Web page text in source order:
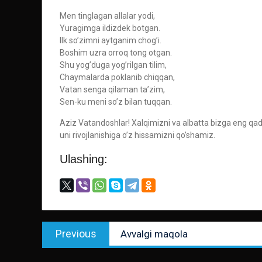
Men tinglagan allalar yodi,
Yuragimga ildizdek botgan.
Ilk so’zimni aytganim chog’i.
Boshim uzra orroq tong otgan.
Shu yog’duga yog’rilgan tilim,
Chaymalarda poklanib chiqqan,
Vatan senga qilaman ta’zim,
Sen-ku meni so’z bilan tuqqan.
Aziz Vatandoshlar! Xalqimizni va albatta bizga eng
uni rivojlanishiga o’z hissamizni qo’shamiz.
Ulashing:
Post
menyusi
Previous
post:
Avvalgi maqola